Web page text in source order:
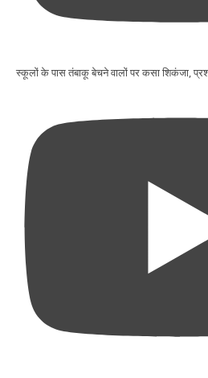
स्कूलों के पास तंबाकू बेचने वालों पर कसा शिकंजा,